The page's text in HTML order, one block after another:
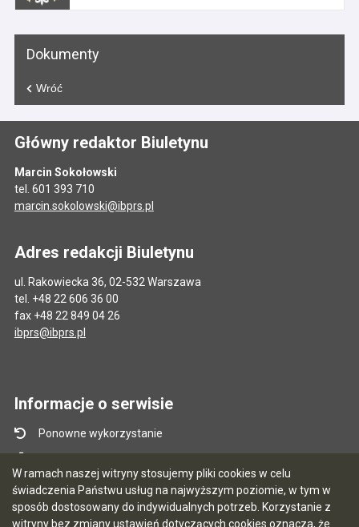
W ramach naszej witryny stosujemy pliki cookies w celu
świadczenia Państwu usług na najwyższym poziomie, w tym w
sposób dostosowany do indywidualnych potrzeb. Korzystanie z
witryny bez zmiany ustawień dotyczących cookies oznacza, że
Dokumenty
Wróć
Główny redaktor Biuletynu
Marcin Sokołowski
tel. 601 393 710
marcin.sokolowski@ibprs.pl
Adres redakcji Biuletynu
ul. Rakowiecka 36, 02-532 Warszawa
tel. +48 22 606 36 00
fax +48 22 849 04 26
ibprs@ibprs.pl
Informacje o serwisie
Ponowne wykorzystanie
Instrukcja obsługi
Statystyki oglądalności